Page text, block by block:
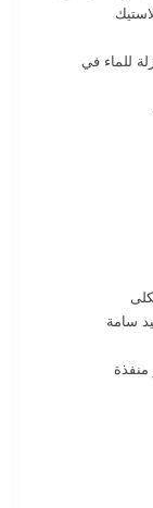
للماء في
سامة
منفذة